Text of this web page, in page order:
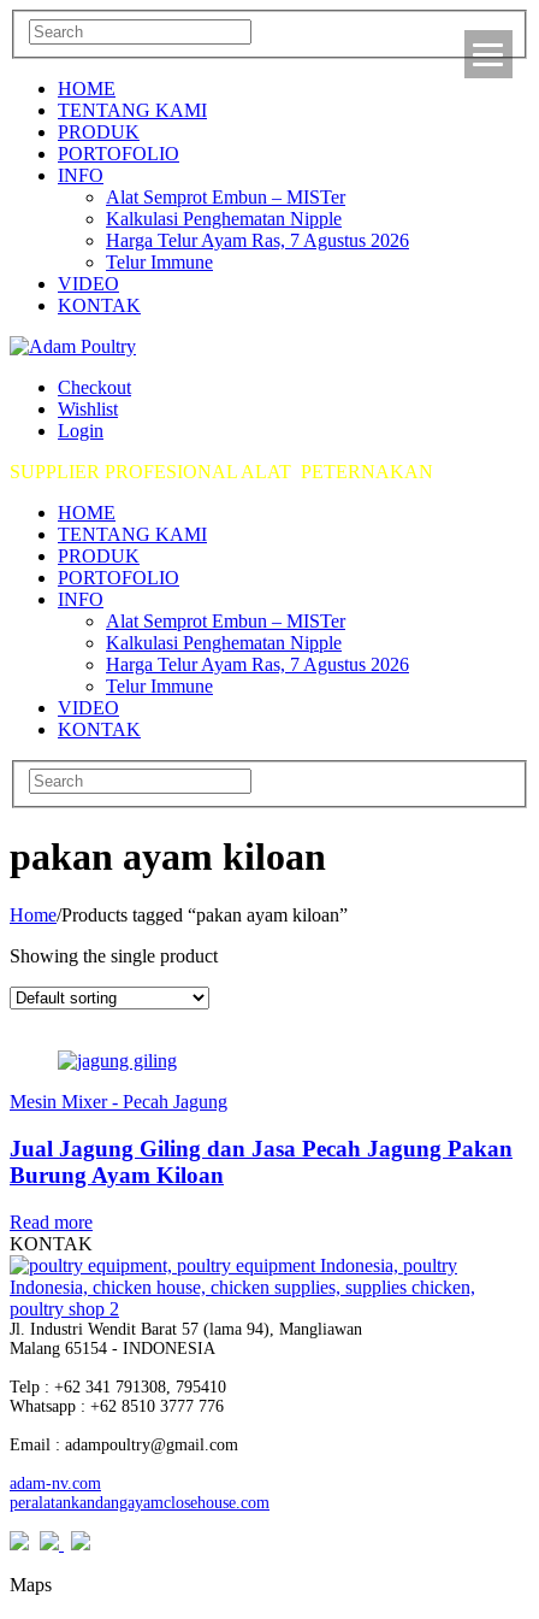
HOME
TENTANG KAMI
PRODUK
PORTOFOLIO
INFO
Alat Semprot Embun – MISTer
Kalkulasi Penghematan Nipple
Harga Telur Ayam Ras, 7 Agustus 2026
Telur Immune
VIDEO
KONTAK
Checkout
Wishlist
Login
SUPPLIER PROFESIONAL ALAT PETERNAKAN
HOME
TENTANG KAMI
PRODUK
PORTOFOLIO
INFO
Alat Semprot Embun – MISTer
Kalkulasi Penghematan Nipple
Harga Telur Ayam Ras, 7 Agustus 2026
Telur Immune
VIDEO
KONTAK
pakan ayam kiloan
Home/Products tagged “pakan ayam kiloan”
Showing the single product
Mesin Mixer - Pecah Jagung
Jual Jagung Giling dan Jasa Pecah Jagung Pakan
Burung Ayam Kiloan
Read more
KONTAK
Jl. Industri Wendit Barat 57 (lama 94), Mangliawan
Malang 65154 - INDONESIA
Telp : +62 341 791308, 795410
Whatsapp : +62 8510 3777 776
Email : adampoultry@gmail.com
adam-nv.com
peralatankandangayamclosehouse.com
Maps